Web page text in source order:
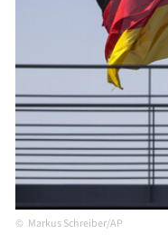
Markus Schreiber/AP